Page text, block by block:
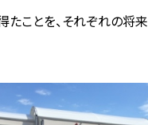
たことを、それぞれの将